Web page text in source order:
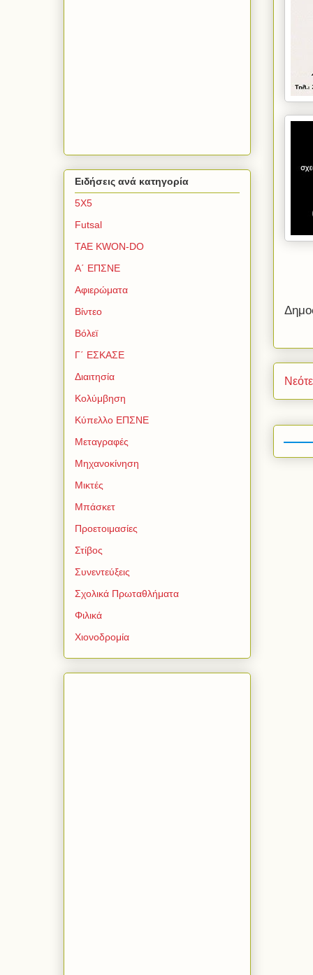
Ειδήσεις ανά κατηγορία
5Χ5
Futsal
TAE KWON-DO
Α΄ ΕΠΣΝΕ
Αφιερώματα
Βίντεο
Βόλεϊ
Γ΄ ΕΣΚΑΣΕ
Διαιτησία
Κολύμβηση
Κύπελλο ΕΠΣΝΕ
Μεταγραφές
Μηχανοκίνηση
Μικτές
Μπάσκετ
Προετοιμασίες
Στίβος
Συνεντεύξεις
Σχολικά Πρωταθλήματα
Φιλικά
Χιονοδρομία